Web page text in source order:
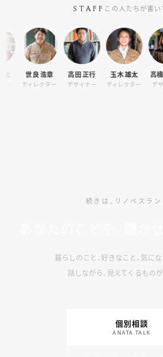
オーナー様専用サイト CLUB
STAFF この人たちが書
世良 浩章
ディレクター
高田 正行
デザイナー
玉木 雄太
ディレクター
高橋あや
デザイナ
続きは、リノベスラン
暮らしのこと、好きなこと、気に
話しながら、見えてくるもの
個別相談
ANATA.TALK